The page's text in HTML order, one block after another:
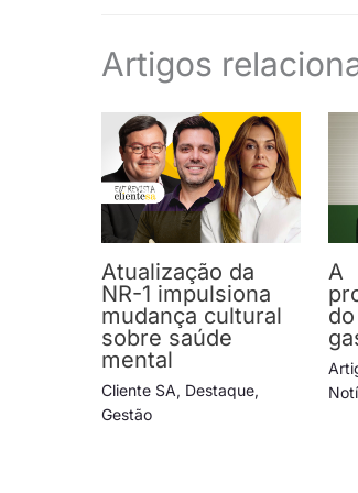
Artigos
Atualização da
NR-1 impulsiona
mudança cultural
sobre saúde
mental
Cliente SA, Destaque,
Gestão
A